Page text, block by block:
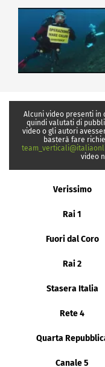
Alcuni video presenti in
quindi valutati di
video o gli autori
basterà fare
video
Verissimo
Rai 1
Fuori dal Coro
Rai 2
Stasera Italia
Rete 4
Quarta
Canale 5